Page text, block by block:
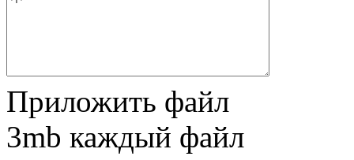
Приложить файл
3mb каждый файл